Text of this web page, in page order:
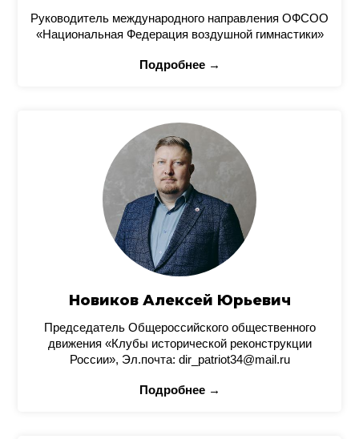
Руководитель международного направления ОФСОО
«Национальная Федерация воздушной гимнастики»
Подробнее →
Новиков Алексей Юрьевич
Председатель Общероссийского общественного
движения «Клубы исторической реконструкции
России», Эл.почта: dir_patriot34@mail.ru
Подробнее →